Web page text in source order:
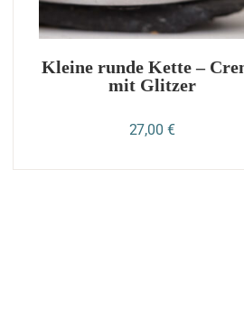
Kleine runde Kette –
mit Glitzer
27,00 €